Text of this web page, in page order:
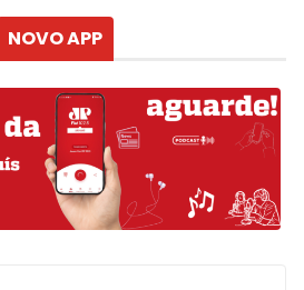
NOVO APP